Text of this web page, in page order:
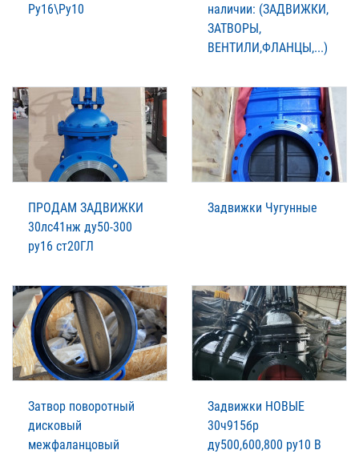
Ру16\Ру10
наличии: (ЗАДВИЖКИ,
ЗАТВОРЫ,
ВЕНТИЛИ,ФЛАНЦЫ,...)
ПРОДАМ ЗАДВИЖКИ
30лс41нж ду50-300
ру16 ст20ГЛ
Задвижки Чугунные
Затвор поворотный
дисковый
межфаланцовый
Задвижки НОВЫЕ
30ч915бр
ду500,600,800 ру10 В